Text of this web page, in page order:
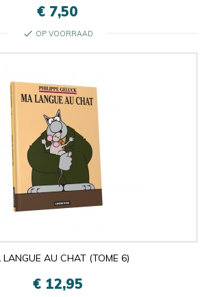
€ 7,50
check OP VOORRAAD
LANGUE AU CHAT (TOME 6)
€ 12,95